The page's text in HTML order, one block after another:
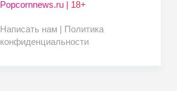
Popcornnews.ru | 18+
Написать нам | Политика
конфиденциальности